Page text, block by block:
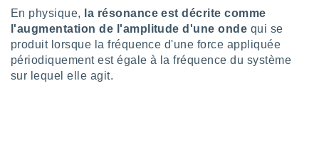
à
en
«
» ou
de
En physique,
la résonance est décrite comme
l'augmentation de l'amplitude d'une onde qui se
produit lorsque la fréquence d'une force appliquée
périodiquement est égale à la fréquence du système
sur lequel elle agit.